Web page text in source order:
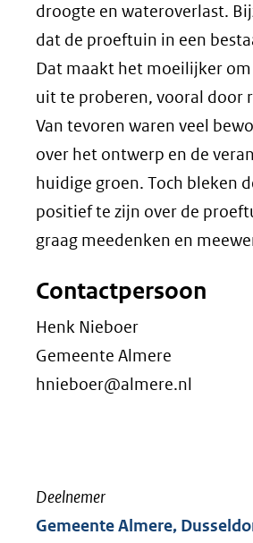
droogte en wateroverlast.
dat de proeftuin in een
Dat maakt het moeilijker
uit te proberen, vooral door
Van tevoren waren veel
over het ontwerp en de
huidige groen. Toch bleken
positief te zijn over de
graag meedenken en
Contactpersoon
Henk Nieboer
Gemeente Almere
hnieboer@almere.nl
Deelnemer
Gemeente Almere,